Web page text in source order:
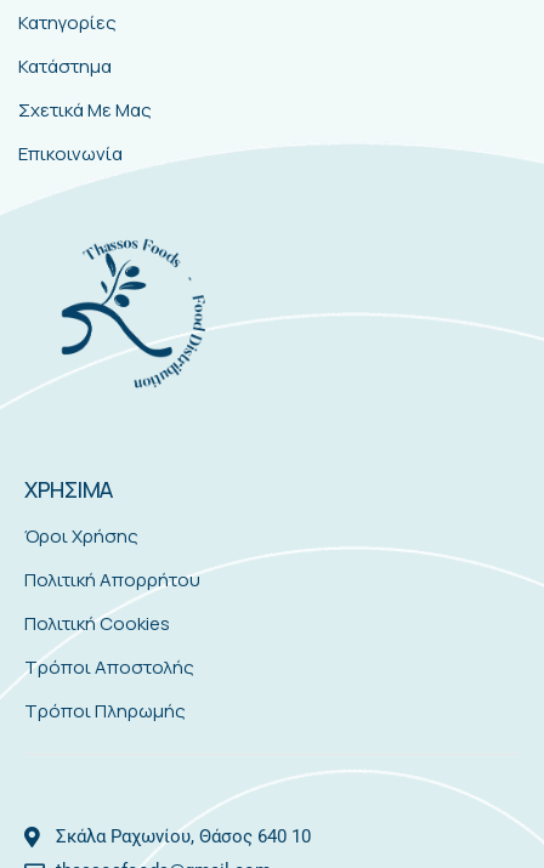
Κατηγορίες
Κατάστημα
Σχετικά Με Μας
Επικοινωνία
ΧΡΗΣΙΜΑ
Όροι Χρήσης
Πολιτική Απορρήτου
Πολιτική Cookies
Τρόποι Αποστολής
Τρόποι Πληρωμής
Σκάλα Ραχωνίου, Θάσος 640 10